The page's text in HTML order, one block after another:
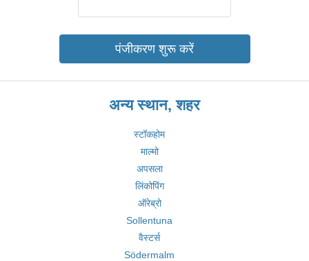
पंजीकरण शुरू करें
अन्य स्थान, शहर
स्टॉकहोम
माल्मो
अपसला
लिंकोपिंग
ऑरेब्रो
Sollentuna
वैस्टर्स
Södermalm